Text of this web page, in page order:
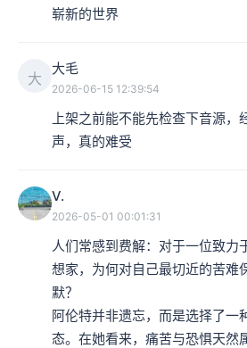
崭新的世界
大
大毛
2026-06-15 12:39:54
上架之前能不能先检查下音源，
声，真的难受
V.
2026-05-01 00:01:31
人们常感到费解：对于一位致力
想家，为何对自己最切近的苦难
默？
阿伦特并非遗忘，而是选择了一
态。在她看来，痛苦与恐惧天然